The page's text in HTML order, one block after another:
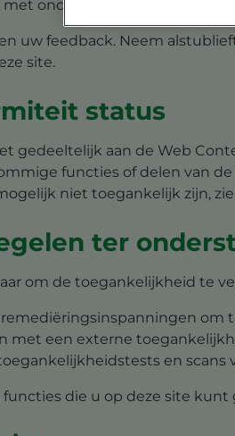
ondersteunende
uw feedback. Neem
site.
status
gedeeltelijk aan de Web
functies of delen van
niet toegankelijk zijn,
ter
om de toegankelijkheid te
om
met een externe
en scans
functies die u op deze site